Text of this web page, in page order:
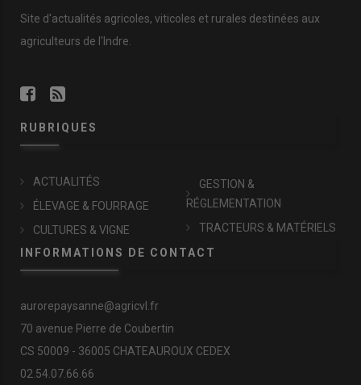
Site d'actualités agricoles, viticoles et rurales destinées aux
agriculteurs de l'Indre.
RUBRIQUES
ACTUALITÉS
ÉLEVAGE & FOURRAGE
CULTURES & VIGNE
GESTION &
RÉGLEMENTATION
TRACTEURS & MATÉRIELS
INFORMATIONS DE CONTACT
aurorepaysanne@agricvl.fr
70 avenue Pierre de Coubertin
CS 50009 - 36005 CHATEAUROUX CEDEX
02.54.07.66.66